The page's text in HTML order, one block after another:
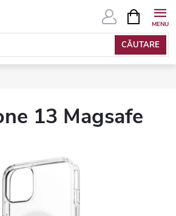
CĂUTARE
COŞ
DE
13 Magsafe